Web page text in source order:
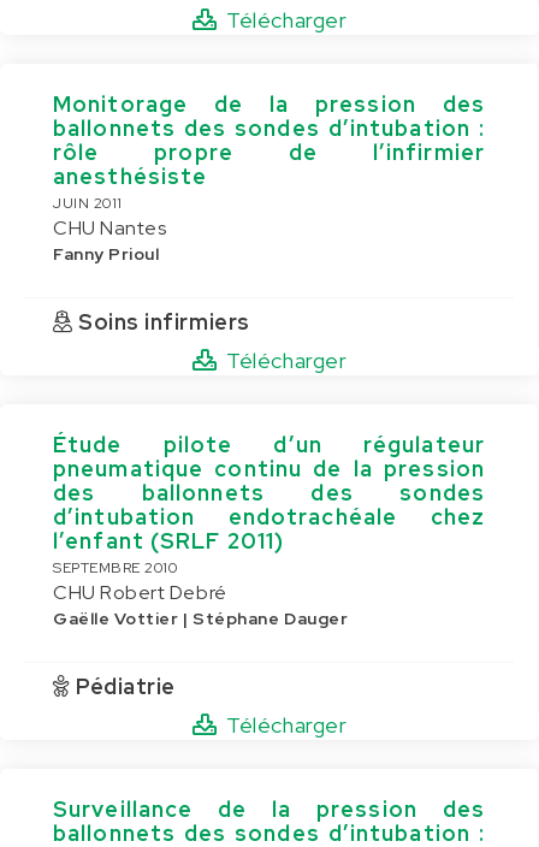
Télécharger
Monitorage de la pression des
ballonnets des sondes d’intubation :
rôle propre de l’infirmier
anesthésiste
JUIN 2011
CHU Nantes
Fanny Prioul
Soins infirmiers
Télécharger
Étude pilote d’un régulateur
pneumatique continu de la pression
des ballonnets des sondes
d’intubation endotrachéale chez
l’enfant (SRLF 2011)
SEPTEMBRE 2010
CHU Robert Debré
Gaëlle Vottier | Stéphane Dauger
Pédiatrie
Télécharger
Surveillance de la pression des
ballonnets des sondes d’intubation :